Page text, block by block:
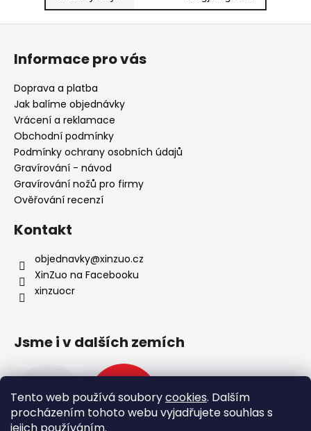
Tento web používá souborycookies. Dalším
procházením tohoto webu vyjadřujete souhlas s
Z
Informace pro vás
Doprava a platba
Jak balíme objednávky
Vrácení a reklamace
Obchodní podmínky
Podmínky ochrany osobních údajů
Gravírování - návod
Gravírování nožů pro firmy
Ověřování recenzí
Kontakt
objednavky@xinzuo.cz
XinZuo na Facebooku
xinzuocr
Jsme i v dalších zemích